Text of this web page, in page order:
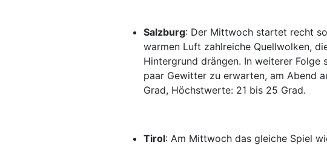
Salzburg: Der Mittwoch startet recht
warmen Luft zahlreiche Quellwolken,
Hintergrund drängen. In weiterer Folge
paar Gewitter zu erwarten, am Abend
Grad, Höchstwerte: 21 bis 25 Grad.
Tirol: Am Mittwoch das gleiche Spiel